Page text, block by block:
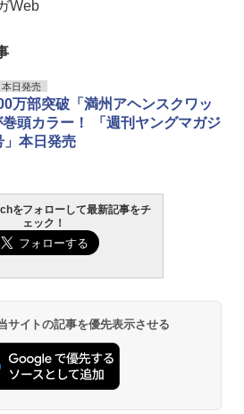
Web
本日発売
万部突破「満州アヘンスクワッ
巻頭カラー！ 「週刊ヤングマガジ
」本日発売
をフォローして最新記事をチ
ェック！
サイトの記事を優先表示させる